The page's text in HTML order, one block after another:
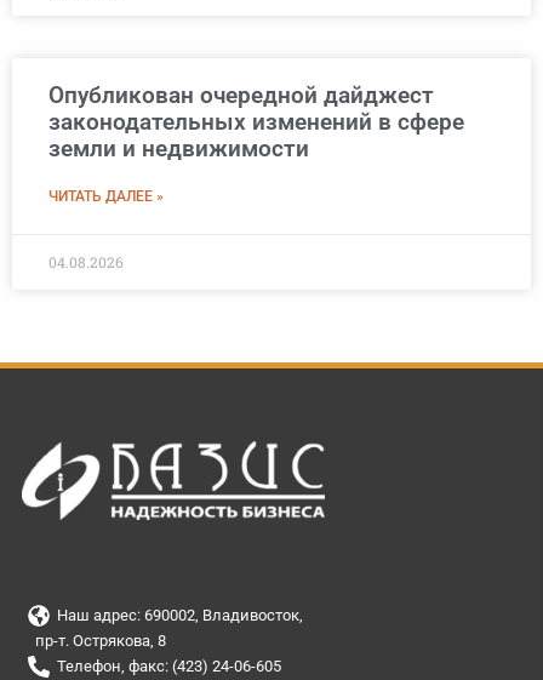
Опубликован очередной дайджест
законодательных изменений в сфере
земли и недвижимости
ЧИТАТЬ ДАЛЕЕ »
04.08.2026
Наш адрес: 690002, Владивосток,
пр-т. Острякова, 8
Телефон, факс: (423) 24-06-605